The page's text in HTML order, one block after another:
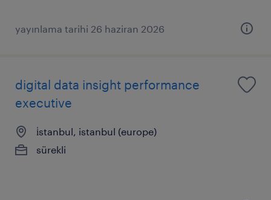
yayınlama tarihi 26 haziran 2026
digital data insight performance
executive
i̇stanbul, istanbul (europe)
sürekli